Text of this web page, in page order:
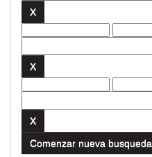
Comenzar nueva busqueda